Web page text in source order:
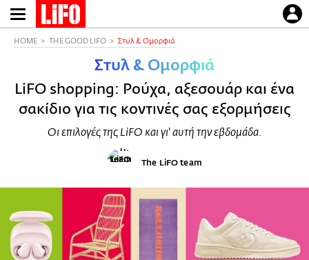
Παράκαμψη
προς
HOME THE GOOD LIFO Στυλ & Ομορφιά
Στυλ & Ομορφιά
LiFO shopping: Ρούχα, αξεσουάρ και ένα
σακίδιο για τις κοντινές σας εξορμήσεις
Οι επιλογές της LiFO και γι' αυτή την εβδομάδα.
The LiFO team